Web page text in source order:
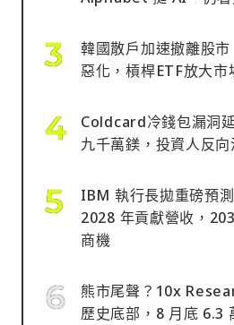
韓國散戶加速撤離股
惡化，槓桿ETF放大市
Coldcard冷錢包漏洞
九千萬鎂，投資人反
IBM 執行長拋重磅預
2028 年貢獻營收，
商機
熊市尾聲？10x
歷史底部，8 月底 6.3